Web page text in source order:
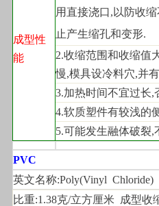
成型性
能
用直接浇口,以防收
止产生缩孔和变形.
2.收缩范围和收缩值
慢,模具设冷料穴,并
3.加热时间不宜过长,
4.软质塑件有较浅的
5.可能发生融体破裂,
PVC
英文名称:Poly(Vinyl  Chloride)
比重:1.38克/立方厘米  成型收